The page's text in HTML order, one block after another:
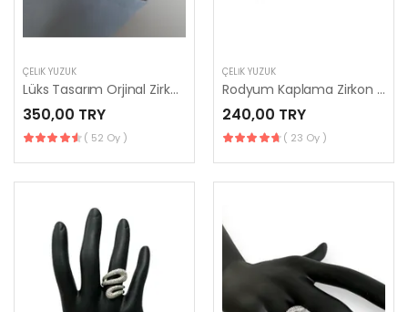
ÇELIK YÜZÜK
Lüks Tasarım Orjinal Zirkon Taşlı Bombeli İthal Kadın Yüzük
350,00 TRY
( 52 Oy )
ÇELIK YÜZÜK
Rodyum Kaplama Zirkon Taşlı İthal Kadın Yüzük
240,00 TRY
( 23 Oy )